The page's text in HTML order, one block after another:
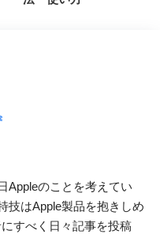
Appleのことを考えてい
技はApple製品を抱きしめ
すべく日々記事を投稿